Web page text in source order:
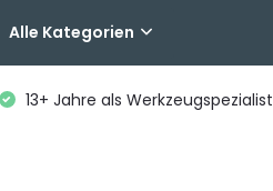
Alle Kategorien
13+ Jahre als Werkzeugspezialist